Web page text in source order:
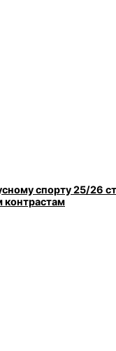
спорту 25/26
контрастам